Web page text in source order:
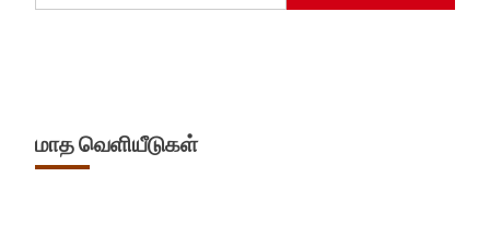
மாத வெளியீடுகள்